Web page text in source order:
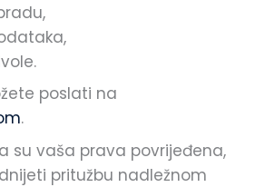
poslati na
.
su vaša prava povrijeđena,
pritužbu nadležnom